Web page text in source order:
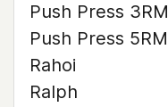
Push Press 3RM
Push Press 5RM
Rahoi
Ralph